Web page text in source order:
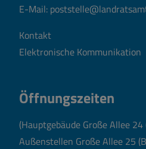
E-Mail:
Kontakt
Elektronische Kommunikation
Öffnungszeiten
(Hauptgebäude Große Allee 24
Außenstellen Große Allee 25